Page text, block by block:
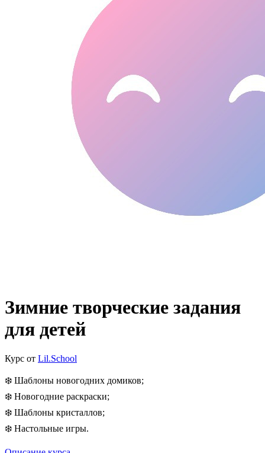
Зимние творческие задания
для детей
Курс от Lil.School
❄️ Шаблоны новогодних домиков;
❄️ Новогодние раскраски;
❄️ Шаблоны кристаллов;
❄️ Настольные игры.